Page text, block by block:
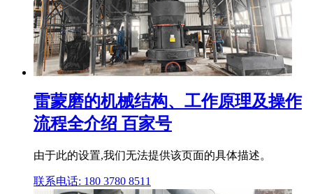
雷蒙磨的机械结构、工作原理及操作
流程全介绍 百家号
由于此的设置,我们无法提供该页面的具体描述。
联系电话: 180 3780 8511